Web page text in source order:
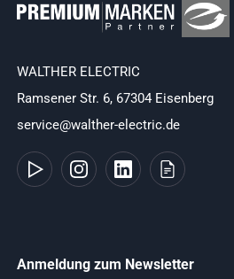
WALTHER ELECTRIC
Ramsener Str. 6, 67304 Eisenberg
service@walther-electric.de
Anmeldung zum Newsletter